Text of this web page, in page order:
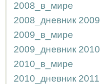
2008_в_мире
2008_дневник 2009
2009_в_мире
2009_дневник 2010
2010_в_мире
2010_дневник 2011